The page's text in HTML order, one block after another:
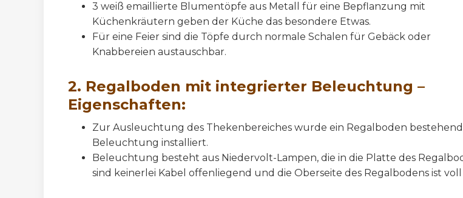
3 weiß emaillierte Blumentöpfe aus Metall für eine Bepflanzung mit
Küchenkräutern geben der Küche das besondere Etwas.
Für eine Feier sind die Töpfe durch normale Schalen für Gebäck oder
Knabbereien austauschbar.
2. Regalboden mit integrierter Beleuchtung –
Eigenschaften:
Zur Ausleuchtung des Thekenbereiches wurde ein Regalboden
Beleuchtung installiert.
Beleuchtung besteht aus Niedervolt-Lampen, die in die Platte des
sind keinerlei Kabel offenliegend und die Oberseite des Regalbodens ist